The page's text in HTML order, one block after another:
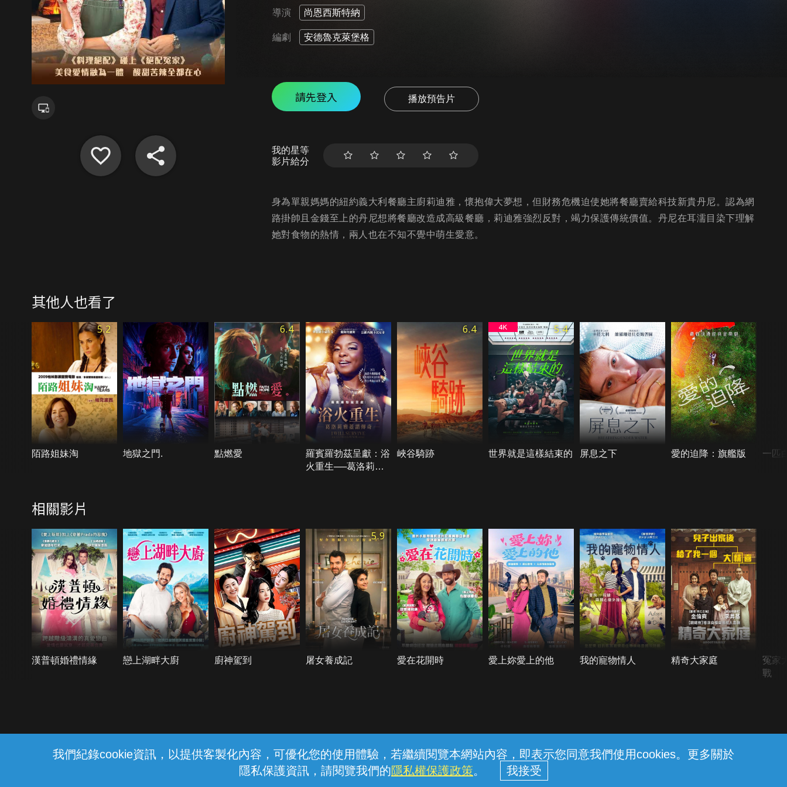
我們紀錄cookie資訊，以提供客製化內容，可優化您的使用體驗，若繼續閱覽本網站內容，即表示您同意我們使用cookies。更多關於
隱私保護資訊，請閱覽我們的隱私權保護政策。
導演 尚恩西斯特納
編劇 安德魯克萊堡格
請先登入 播放預告片
我的星等
影片給分
身為單親媽媽的紐約義大利餐廳主廚莉迪雅，懷抱偉大夢想，但財務危機迫使她將餐廳賣給科技新貴丹尼。認為網
路掛帥且金錢至上的丹尼想將餐廳改造成高級餐廳，莉迪雅強烈反對，竭力保護傳統價值。丹尼在耳濡目染下理解
她對食物的熱情，兩人也在不知不覺中萌生愛意。
其他人也看了
5.2
陌路姐妹淘 地獄之門.
6.4
點燃愛
羅賓羅勃茲呈獻：浴
火重生──葛洛莉雅
6.4
峽谷騎跡
5.4
世界就是這樣結束的 屏息之下 愛的迫降：旗艦版 一匹
相關影片
漢普頓婚禮情緣 戀上湖畔大廚 廚神駕到
5.9
屠女養成記 愛在花開時 愛上妳愛上的他 我的寵物情人 精奇大家庭
冤家
戰
線上客服 服務條款 隱私權保護
中華電信股份有限公司個人家庭分公司 (統一編號：96979949) © 2026